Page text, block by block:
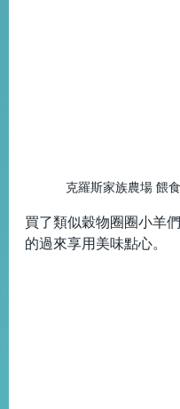
克羅斯家族農場 餵
買了類似穀物圈圈小羊
的過來享用美味點心。